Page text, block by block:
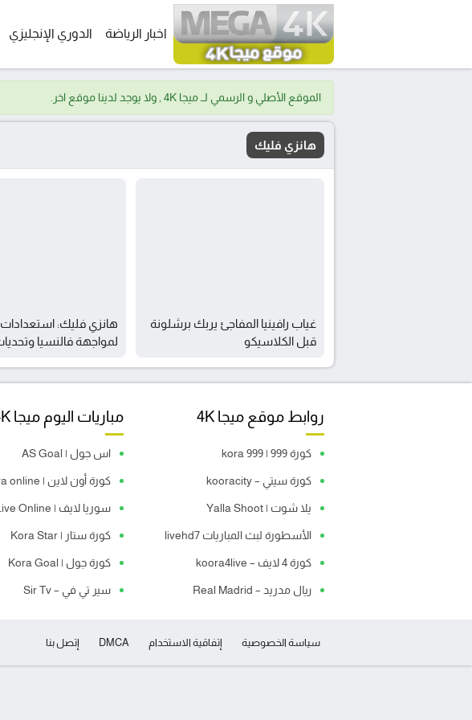
اخبار الرياضة الدوري الإنجليزي
الموقع الأصلي و الرسمي لــ ميجا 4K , ولا يوجد لدينا موقع اخر.
هانزي فليك
غياب رافينيا المفاجئ يربك برشلونة
قبل الكلاسيكو
هانزي فليك:
لمواجهة فالنسيا
روابط موقع ميجا 4K
كورة 999 | kora 999
كورة سيتي – kooracity
يلا شوت | Yalla Shoot
الأسطورة لبث المباريات livehd7
كورة 4 لايف – koora4live
ريال مدريد – Real Madrid
مباريات اليوم ميجا 4K
اس جول | AS Goal
كورة أون لاين | kora online
سوريا لايف | Syria Live Online
كورة ستار | Kora Star
كورة جول | Kora Goal
سير تي في – Sir Tv
سياسة الخصوصية إتفاقية الاستخدام DMCA إتصل بنا